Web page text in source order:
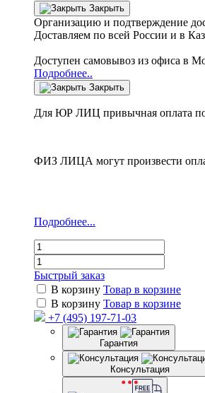
Закрыть
Организацию и подтверждение
Доставляем по всей России
Доступен самовывоз из офиса в
Подробнее..
Закрыть
Для ЮР ЛИЦ привычная оплата
ФИЗ ЛИЦА могут произвести
Подробнее...
Быстрый заказ
В корзину Товар в корзине
В корзину Товар в корзине
+7 (495) 197-71-03
Гарантия
Консультация